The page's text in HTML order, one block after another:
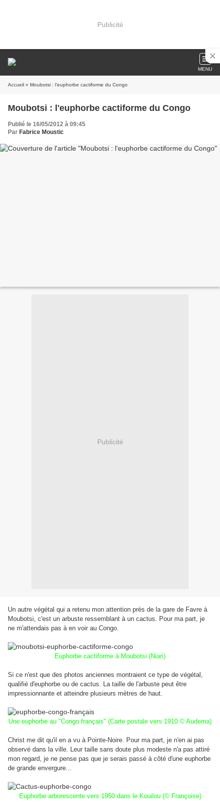
Publicité
MENU
Accueil » Moubotsi : l'euphorbe cactiforme du Congo
Moubotsi : l'euphorbe cactiforme du Congo
Publié le 16/05/2012 à 09:45
Par Fabrice Moustic
Publicité
Un autre végétal qui a retenu mon attention près de la gare de Favre à
Moubotsi, c'est un arbuste ressemblant à un cactus. Pour ma part, je
ne m'attendais pas à en voir au Congo.
Euphorbe cactiforme à Moubotsi (Niari)
Si ce n'est que des photos anciennes montraient ce type de végétal,
qualifié d'euphorbe ou de cactus. La taille de l'arbuste peut être
impressionnante et atteindre plusieurs mètres de haut.
Une euphorbe au "Congo français" (Carte postale vers 1910 © Audema)
Christ me dit qu'il en a vu à Pointe-Noire. Pour ma part, je n'en ai pas
observé dans la ville. Leur taille sans doute plus modeste n'a pas attiré
mon regard, je ne pense pas que je serais passé à côté d'une euphorbe
de grande envergure...
Euphorbe arborescente vers 1950 dans le Kouilou (© Françoise)